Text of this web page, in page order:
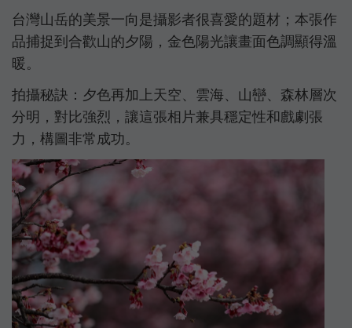
台灣山岳的美景一向是攝影者很喜愛的題材；本張作
品捕捉到合歡山的夕陽，金色陽光讓畫面色調顯得溫
暖。
拍攝秘訣：夕色再加上天空、雲海、山巒、森林層次
分明，對比強烈，讓這張相片兼具穩定性和戲劇張
力，構圖非常成功。